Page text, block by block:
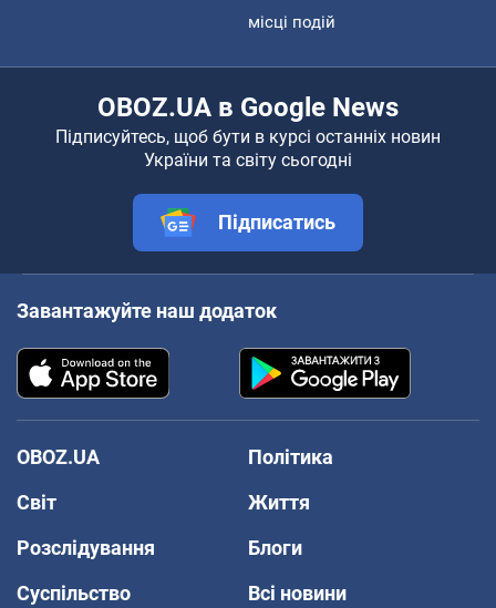
місці подій
OBOZ.UA в Google News
Підписуйтесь, щоб бути в курсі останніх новин
України та світу сьогодні
Підписатись
Завантажуйте наш додаток
OBOZ.UA
Політика
Світ
Життя
Розслідування
Блоги
Суспільство
Всі новини